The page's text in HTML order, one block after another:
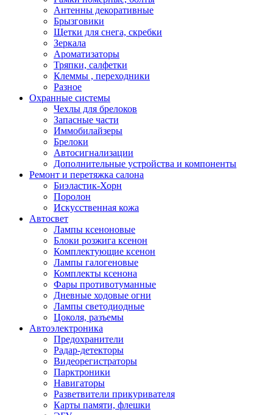
Антенны декоративные
Брызговики
Щетки для снега, скребки
Зеркала
Ароматизаторы
Тряпки, салфетки
Клеммы , переходники
Разное
Охранные системы
Чехлы для брелоков
Запасные части
Иммобилайзеры
Брелоки
Автосигнализации
Дополнительные устройства и компоненты
Ремонт и перетяжка салона
Биэластик-Хорн
Поролон
Искусственная кожа
Автосвет
Лампы ксеноновые
Блоки розжига ксенон
Комплектующие ксенон
Лампы галогеновые
Комплекты ксенона
Фары противотуманные
Дневные ходовые огни
Лампы светодиодные
Цоколя, разъемы
Автоэлектроника
Предохранители
Радар-детекторы
Видеорегистраторы
Парктроники
Навигаторы
Разветвители прикуривателя
Карты памяти, флешки